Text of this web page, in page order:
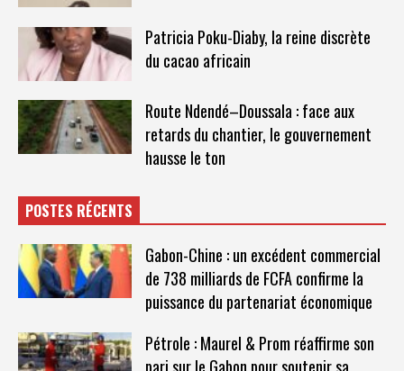
Patricia Poku-Diaby, la reine discrète
du cacao africain
Route Ndendé–Doussala : face aux
retards du chantier, le gouvernement
hausse le ton
POSTES RÉCENTS
Gabon-Chine : un excédent commercial
de 738 milliards de FCFA confirme la
puissance du partenariat économique
Pétrole : Maurel & Prom réaffirme son